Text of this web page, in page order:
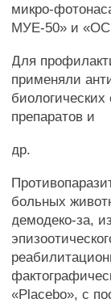
микро-
МУЕ-50» и
Для
применяли
препаратов и
др.
больных
демодеко-за,
«Placebo», с